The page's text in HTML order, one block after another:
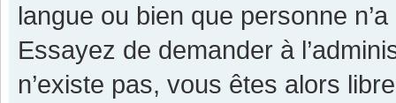
langue ou bien que personne
Essayez de demander à
n’existe pas, vous êtes alors